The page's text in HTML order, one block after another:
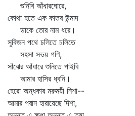
শুনিবি আঁধারঘোরে,
কোথা হতে এক কাতর উন্মাদ
ডাকে তোর নাম ধরে।
সুবিজন পথে চলিতে চলিতে
সহসা সভয় গণি,
সাঁঝের আঁধারে শুনিতে পাইবি
আমার হাসির ধ্বনি।
হেরো অন্ধকার মরুময়ী নিশা--
আমার পরান হারায়েছে দিশা,